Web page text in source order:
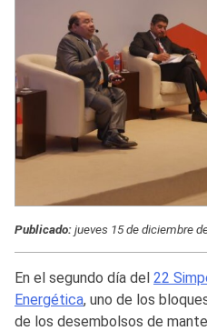
Publicado:jueves 15 de diciembre
En el segundo día del 22
Energética, uno de los
de los desembolsos de